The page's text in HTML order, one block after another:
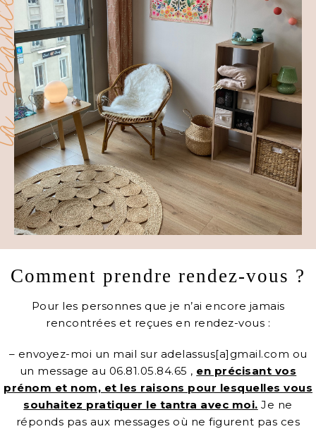
Comment prendre rendez-vous ?
Pour les personnes que je n’ai encore jamais
rencontrées et reçues en rendez-vous :
– envoyez-moi un mail sur adelassus[a]gmail.com ou
un message au 06.81.05.84.65 , en précisant vos
prénom et nom, et les raisons pour lesquelles vous
souhaitez pratiquer le tantra avec moi. Je ne
réponds pas aux messages où ne figurent pas ces